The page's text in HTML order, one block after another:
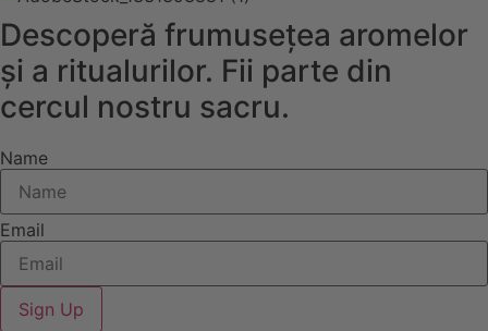
Descoperă frumusețea aromelor
și a ritualurilor. Fii parte din
cercul nostru sacru.
Name
Email
Sign Up